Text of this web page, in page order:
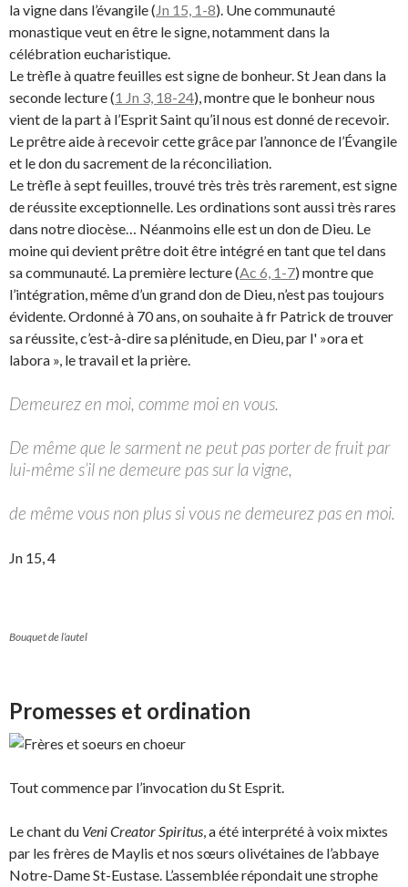
la vigne dans l’évangile (Jn 15, 1-8). Une communauté
monastique veut en être le signe, notamment dans la
célébration eucharistique.
Le trèfle à quatre feuilles est signe de bonheur. St Jean dans la
seconde lecture (1 Jn 3, 18-24), montre que le bonheur nous
vient de la part à l’Esprit Saint qu’il nous est donné de recevoir.
Le prêtre aide à recevoir cette grâce par l’annonce de l’Évangile
et le don du sacrement de la réconciliation.
Le trèfle à sept feuilles, trouvé très très très rarement, est signe
de réussite exceptionnelle. Les ordinations sont aussi très rares
dans notre diocèse… Néanmoins elle est un don de Dieu. Le
moine qui devient prêtre doit être intégré en tant que tel dans
sa communauté. La première lecture (Ac 6, 1-7) montre que
l’intégration, même d’un grand don de Dieu, n’est pas toujours
évidente. Ordonné à 70 ans, on souhaite à fr Patrick de trouver
sa réussite, c’est-à-dire sa plénitude, en Dieu, par l' »ora et
labora », le travail et la prière.
Demeurez en moi, comme moi en vous.
De même que le sarment ne peut pas porter de fruit par
lui-même s’il ne demeure pas sur la vigne,
de même vous non plus si vous ne demeurez pas en moi.
Jn 15, 4
Bouquet de l’autel
Promesses et ordination
Tout commence par l’invocation du St Esprit.
Le chant du Veni Creator Spiritus, a été interprété à voix mixtes
par les frères de Maylis et nos sœurs olivétaines de l’abbaye
Notre-Dame St-Eustase. L’assemblée répondait une strophe